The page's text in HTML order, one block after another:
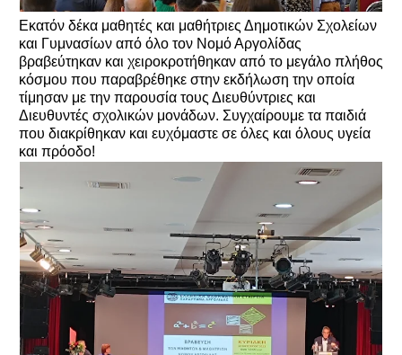
Εκατόν δέκα μαθητές και μαθήτριες Δημοτικών Σχολείων
και Γυμνασίων από όλο τον Νομό Αργολίδας
βραβεύτηκαν και χειροκροτήθηκαν από το μεγάλο πλήθος
κόσμου που παραβρέθηκε στην εκδήλωση την οποία
τίμησαν με την παρουσία τους Διευθύντριες και
Διευθυντές σχολικών μονάδων. Συγχαίρουμε τα παιδιά
που διακρίθηκαν και ευχόμαστε σε όλες και όλους υγεία
και πρόοδο!